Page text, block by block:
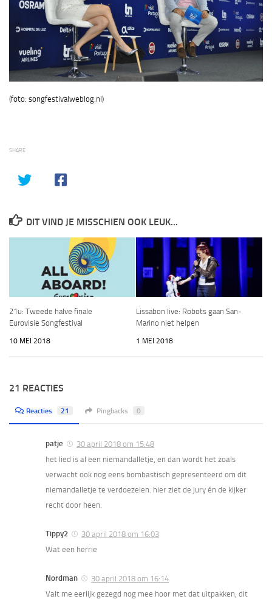
(foto: songfestivalweblog.nl)
SHARE
DIT VIND JE MISSCHIEN OOK LEUK...
21u: Tweede halve finale
Eurovisie Songfestival
10 MEI 2018
Lissabon live: Robots gaan San-
Marino niet helpen
1 MEI 2018
21 REACTIES
Reacties 21 Pingbacks 0
patje
30 april 2018 om 15:48
het lied is al een niemandalletje, en dan wordt het zoals
verwacht ook nog eens bombastisch gepresenteerd om dit
niemandalletje te verdoezelen. hier ziet de jury én de kijker
recht door heen.
Tippy2
30 april 2018 om 16:03
Wat een herrie
Nordman
30 april 2018 om 16:14
Valt me eerlijk gezegd nog mee hoor met dat uitpakken, dit